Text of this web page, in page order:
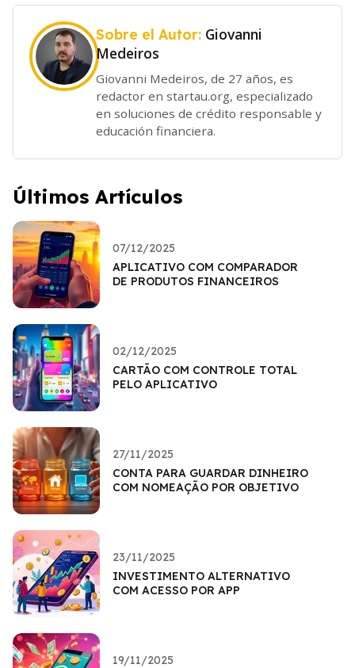
Sobre el Autor: Giovanni
Medeiros
Giovanni Medeiros, de 27 años, es
redactor en startau.org, especializado
en soluciones de crédito responsable y
educación financiera.
Últimos Artículos
07/12/2025
APLICATIVO COM COMPARADOR
DE PRODUTOS FINANCEIROS
02/12/2025
CARTÃO COM CONTROLE TOTAL
PELO APLICATIVO
27/11/2025
CONTA PARA GUARDAR DINHEIRO
COM NOMEAÇÃO POR OBJETIVO
23/11/2025
INVESTIMENTO ALTERNATIVO
COM ACESSO POR APP
19/11/2025